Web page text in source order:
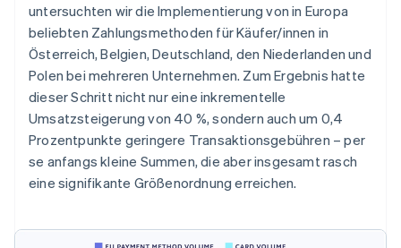
untersuchten wir die Implementierung von in Europa
beliebten Zahlungsmethoden für Käufer/innen in
Österreich, Belgien, Deutschland, den Niederlanden und
Polen bei mehreren Unternehmen. Zum Ergebnis hatte
dieser Schritt nicht nur eine inkrementelle
Umsatzsteigerung von 40 %, sondern auch um 0,4
Prozentpunkte geringere Transaktionsgebühren – per
se anfangs kleine Summen, die aber insgesamt rasch
eine signifikante Größenordnung erreichen.